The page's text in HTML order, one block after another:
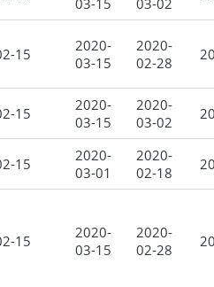
03-15
03-02
15
2020-
03-15
2020-
02-28
15
2020-
03-15
2020-
03-02
15
2020-
03-01
2020-
02-18
15
2020-
03-15
2020-
02-28